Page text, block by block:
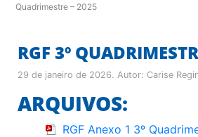
Quadrimestre – 2025
RGF 3º
29 de janeiro de 2026. Autor: Carise
ARQUIVOS:
RGF Anexo 1 3º